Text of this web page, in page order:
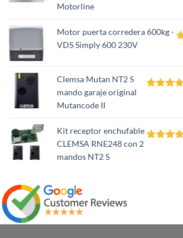
Motorline
Motor puerta corredera 600kg -
VDS Simply 600 230V
Clemsa Mutan NT2 S
mando garaje original
Mutancode II
Kit receptor enchufable
CLEMSA RNE248 con 2
mandos NT2 S